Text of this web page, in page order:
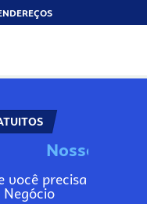
Nosso
você precisa